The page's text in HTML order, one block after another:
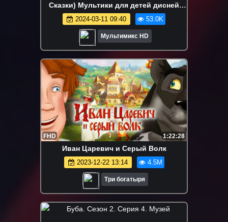
Сказки) Мультики для детей дисней
disney сериалы Netflix
2024-03-11 09:40 53.0K
Мультимикс HD
FHD 1:22:28
Иван Царевич и Серый Волк
2023-12-22 13:14 4.5M
Три богатыря